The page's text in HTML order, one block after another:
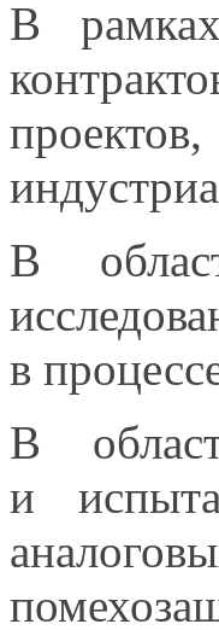
В
В
в
В
и